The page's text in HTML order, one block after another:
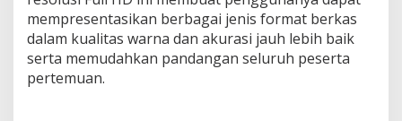
mempresentasikan berbagai jenis format berkas
dalam kualitas warna dan akurasi jauh lebih baik
serta memudahkan pandangan seluruh peserta
pertemuan.